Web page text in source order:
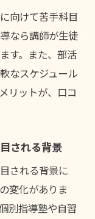
スタイルに
な指導事例
た学習環境
な学びを探す
ポイント
秘訣
具体的な理由
向けて苦手科目
なら講師が生徒
す。また、部活
なスケジュール
リットが、口コ
される背景
される背景に
変化がありま
別指導塾や自習